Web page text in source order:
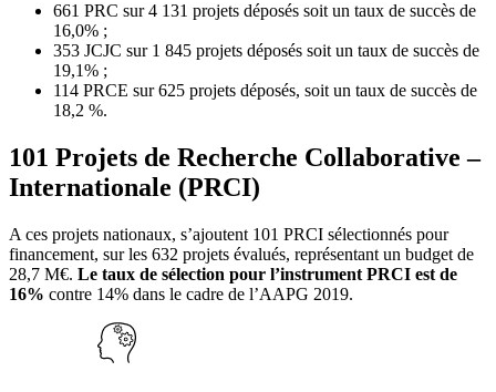
661 PRC sur 4 131 projets déposés soit un taux de succès de
16,0% ;
353 JCJC sur 1 845 projets déposés soit un taux de succès de
19,1% ;
114 PRCE sur 625 projets déposés, soit un taux de succès de
18,2 %.
101 Projets de Recherche Collaborative –
Internationale (PRCI)
A ces projets nationaux, s’ajoutent 101 PRCI sélectionnés pour
financement, sur les 632 projets évalués, représentant un budget de
28,7 M€. Le taux de sélection pour l’instrument PRCI est de
16% contre 14% dans le cadre de l’AAPG 2019.